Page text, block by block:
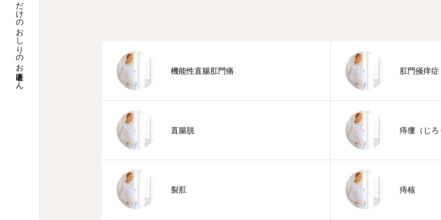
機能性直腸肛門痛 肛門掻痒症
直腸脱 痔瘻（じろ
裂肛 痔核